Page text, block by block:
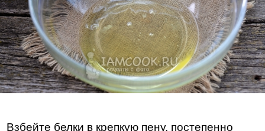
Взбейте белки в крепкую пену, постепенно